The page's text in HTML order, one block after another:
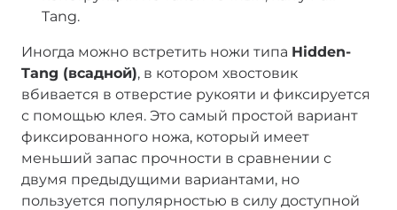
Tang.
Иногда можно встретить ножи типа Hidden-
Tang (всадной), в котором хвостовик
вбивается в отверстие рукояти и фиксируется
с помощью клея. Это самый простой вариант
фиксированного ножа, который имеет
меньший запас прочности в сравнении с
двумя предыдущими вариантами, но
пользуется популярностью в силу доступной